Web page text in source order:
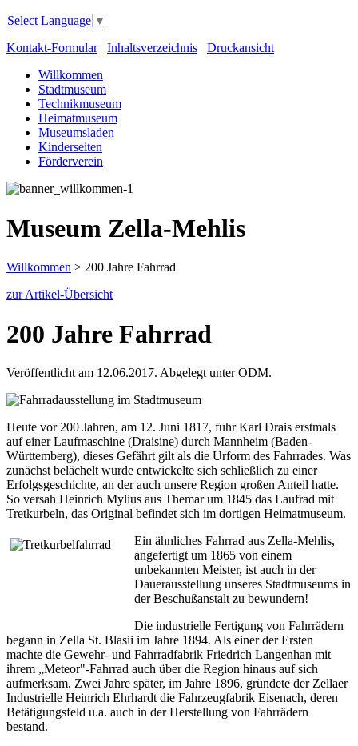
Select Language ▼
Kontakt-Formular
Inhaltsverzeichnis
Druckansicht
Willkommen
Stadtmuseum
Technikmuseum
Heimatmuseum
Museumsladen
Kinderseiten
Förderverein
Museum Zella-Mehlis
Willkommen > 200 Jahre Fahrrad
zur Artikel-Übersicht
200 Jahre Fahrrad
Veröffentlicht am 12.06.2017. Abgelegt unter ODM.
Heute vor 200 Jahren, am 12. Juni 1817, fuhr Karl Drais erstmals
auf einer Laufmaschine (Draisine) durch Mannheim (Baden-
Württemberg), dieses Gefährt gilt als die Urform des Fahrrades. Was
zunächst belächelt wurde entwickelte sich schließlich zu einer
Erfolgsgeschichte, an der auch unsere Region großen Anteil hatte.
So versah Heinrich Mylius aus Themar um 1845 das Laufrad mit
Tretkurbeln, das Original befindet sich im dortigen Heimatmuseum.
Ein ähnliches Fahrrad aus Zella-Mehlis,
angefertigt um 1865 von einem
unbekannten Meister, ist auch in der
Dauerausstellung unseres Stadtmuseums in
der Beschußanstalt zu bewundern!
Die industrielle Fertigung von Fahrrädern
begann in Zella St. Blasii im Jahre 1894. Als einer der Ersten
machte die Gewehr- und Fahrradfabrik Friedrich Langenhan mit
ihrem „Meteor"-Fahrrad auch über die Region hinaus auf sich
aufmerksam. Zwei Jahre später, im Jahre 1896, gründete der Zellaer
Industrielle Heinrich Ehrhardt die Fahrzeugfabrik Eisenach, deren
Betätigungsfeld u.a. auch in der Herstellung von Fahrrädern
bestand.